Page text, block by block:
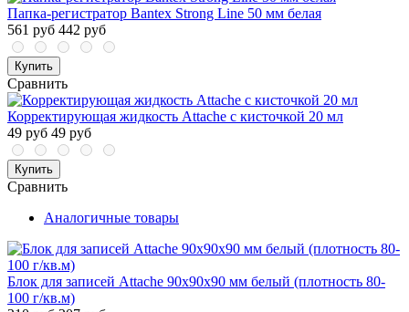
Папка-регистратор Bantex Strong Line 50 мм белая
561 руб 442 руб
Купить
Сравнить
Корректирующая жидкость Attache с кисточкой 20 мл
49 руб 49 руб
Купить
Сравнить
Аналогичные товары
Блок для записей Attache 90x90x90 мм белый (плотность 80-
100 г/кв.м)